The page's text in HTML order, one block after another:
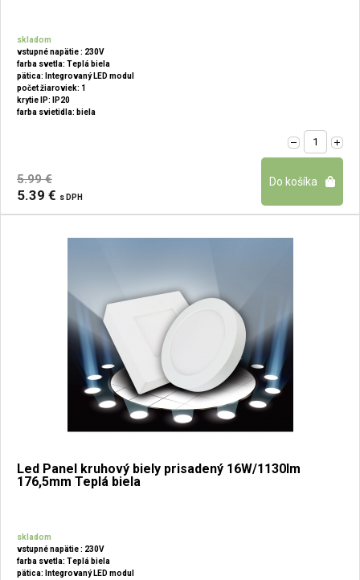
skladom
vstupné napätie : 230V
farba svetla: Teplá biela
pätica: Integrovaný LED modul
počet žiaroviek: 1
krytie IP: IP20
farba svietidla: biela
5.99 €
5.39 € s DPH
Led Panel kruhový biely prisadený 16W/1130lm
176,5mm Teplá biela
skladom
vstupné napätie : 230V
farba svetla: Teplá biela
pätica: Integrovaný LED modul